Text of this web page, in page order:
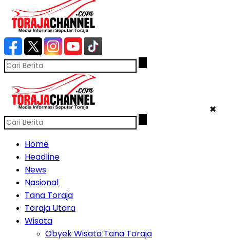
✖
Home
Headline
News
Nasional
Tana Toraja
Toraja Utara
Wisata
Obyek Wisata Tana Toraja